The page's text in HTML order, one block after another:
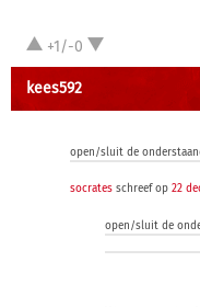
+1/-0
kees592
open/sluit de
socrates schreef op 22
open/sluit de